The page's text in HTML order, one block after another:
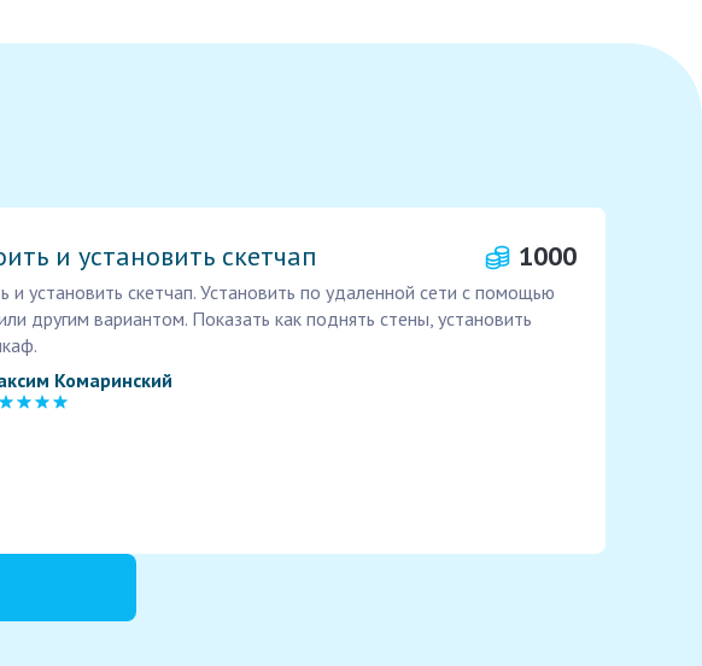
и установить скетчап 1000
и установить скетчап. Установить по удаленной сети с помощью
другим вариантом. Показать как поднять стены, установить
Комаринский